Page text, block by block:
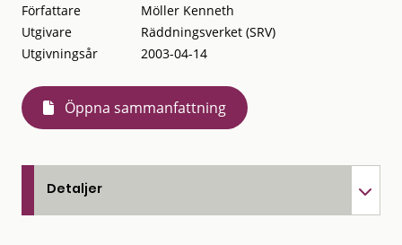
Författare
Möller Kenneth
Utgivare
Räddningsverket (SRV)
Utgivningsår
2003-04-14
Öppna sammanfattning
Detaljer